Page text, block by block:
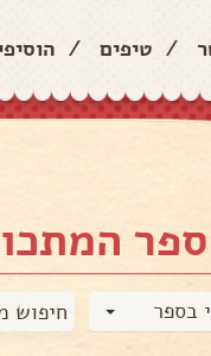
/ טיפים /
ספר
בספר